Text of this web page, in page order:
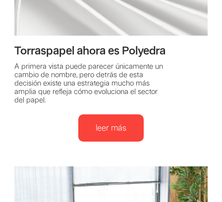
Torraspapel ahora es Polyedra
A primera vista puede parecer únicamente un
cambio de nombre, pero detrás de esta
decisión existe una estrategia mucho más
amplia que refleja cómo evoluciona el sector
del papel.
leer más